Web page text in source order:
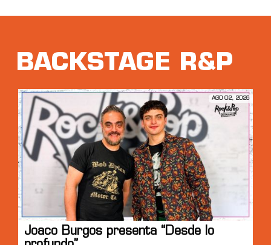
BACKSTAGE R&P
AGO 02, 2026
Joaco Burgos presenta “Desde lo